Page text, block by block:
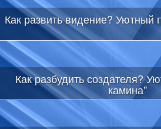
Как развить видение? Уютный
Как разбудить создателя?
камина"